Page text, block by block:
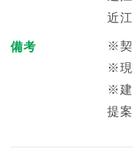
近
備考
※契
※現
※建
提